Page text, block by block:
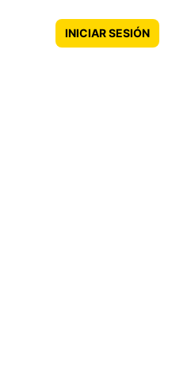
INICIAR SESIÓN